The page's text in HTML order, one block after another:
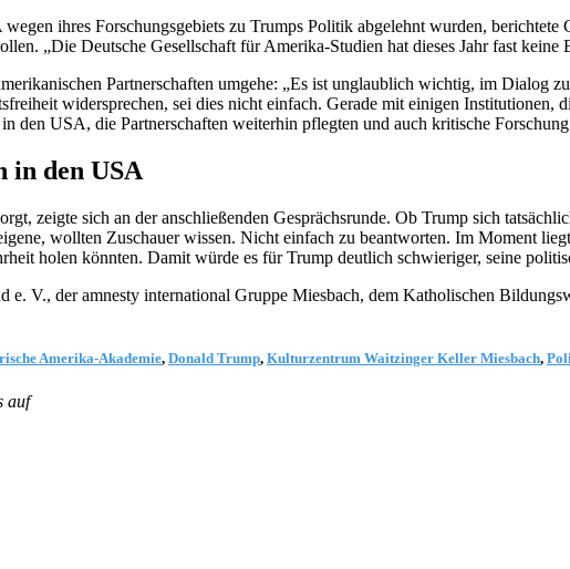
ihres Forschungsgebiets zu Trumps Politik abgelehnt wurden,
„Die Deutsche Gesellschaft für Amerika-Studien hat dieses Jahr fast keine
Partnerschaften umgehe: „Es ist unglaublich wichtig, im Dialog
widersprechen, sei dies nicht einfach. Gerade mit einigen
den USA, die Partnerschaften weiterhin pflegten und auch kritische
in den USA
zeigte sich an der anschließenden Gesprächsrunde. Ob Trump sich
wollten Zuschauer wissen. Nicht einfach zu beantworten. Im Moment
holen könnten. Damit würde es für Trump deutlich schwieriger, seine
e. V., der amnesty international Gruppe Miesbach, dem Katholischen
Amerika-Akademie, Donald Trump, Kulturzentrum Waitzinger Keller Miesbach,
auf